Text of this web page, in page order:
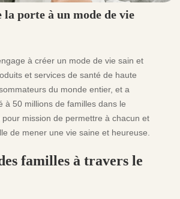
la porte à un mode de vie
à créer un mode de vie sain et
et services de santé de haute
du monde entier, et a
à 50 millions de familles dans le
pour mission de permettre à chacun et
de mener une vie saine et heureuse.
familles à travers le